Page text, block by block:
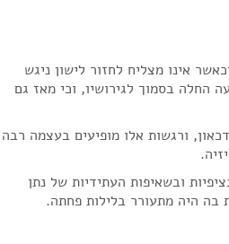
אינו מצליח לחזור לישון ניגש
ק"ג. בבירור עלה כי התופעה החלה בסמוך לגירושיו, וכי מאז גם
ורגשות אלו מופיעים בעצמה רבה
ובשאיפות העתידיות של נתן
בה היה מתעורר בלילות פחתה.